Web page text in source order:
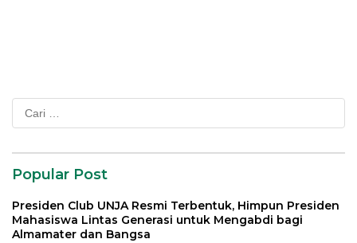
Cari
untuk:
Popular Post
Presiden Club UNJA Resmi Terbentuk, Himpun Presiden
Mahasiswa Lintas Generasi untuk Mengabdi bagi
Almamater dan Bangsa